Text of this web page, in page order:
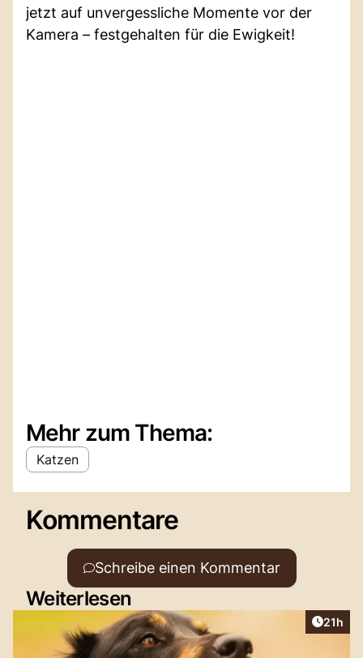
jetzt auf unvergessliche Momente vor der
Kamera – festgehalten für die Ewigkeit!
Mehr zum Thema:
Katzen
Kommentare
Schreibe einen Kommentar
Weiterlesen
Artikel
21h